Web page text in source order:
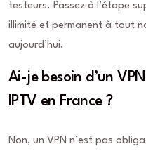
testeurs. Passez à l’étape
illimité et permanent à tout
aujourd’hui.
Ai-je besoin d’un
IPTV en France ?
Non, un VPN n’est pas